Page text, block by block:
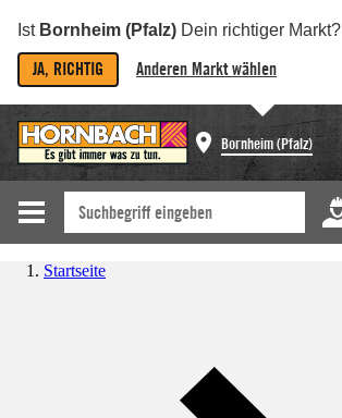
Ist Bornheim (Pfalz) Dein richtiger Markt?
JA, RICHTIG Anderen Markt wählen
Bornheim (Pfalz)
Startseite